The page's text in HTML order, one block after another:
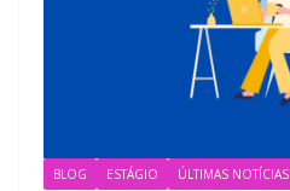
BLOG ESTÁGIO ÚLTIMAS NOTÍCIAS